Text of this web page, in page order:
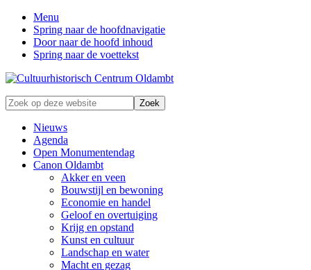
Menu
Spring naar de hoofdnavigatie
Door naar de hoofd inhoud
Spring naar de voettekst
Zonder
verleden
geen
toekomst
Zoek
op
deze
website
Nieuws
Agenda
Open Monumentendag
Canon Oldambt
Akker en veen
Bouwstijl en bewoning
Economie en handel
Geloof en overtuiging
Krijg en opstand
Kunst en cultuur
Landschap en water
Macht en gezag